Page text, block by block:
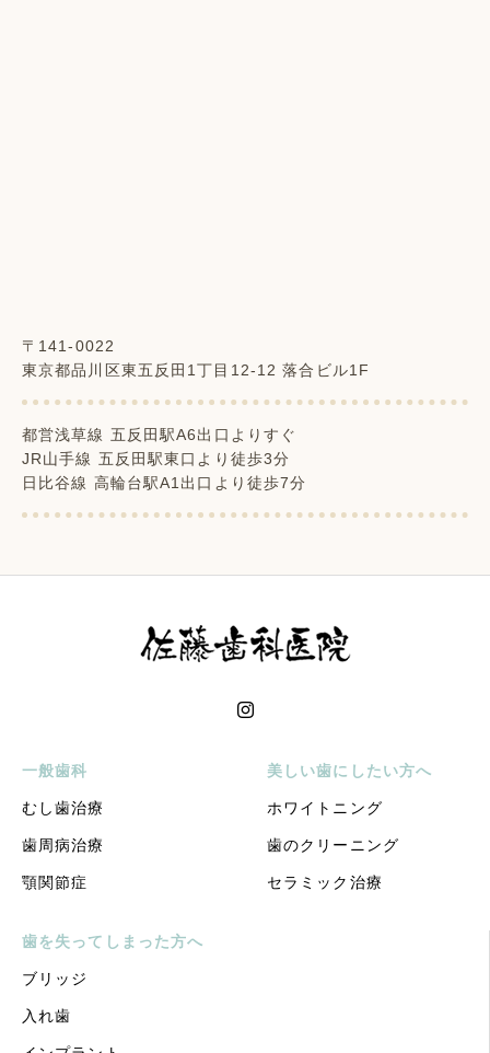
〒141-0022
東京都品川区東五反田1丁目12-12 落合ビル1F
都営浅草線 五反田駅A6出口よりすぐ
JR山手線 五反田駅東口より徒歩3分
日比谷線 高輪台駅A1出口より徒歩7分
一般歯科
むし歯治療
歯周病治療
顎関節症
美しい歯にしたい方へ
ホワイトニング
歯のクリーニング
セラミック治療
歯を失ってしまった方へ
ブリッジ
入れ歯